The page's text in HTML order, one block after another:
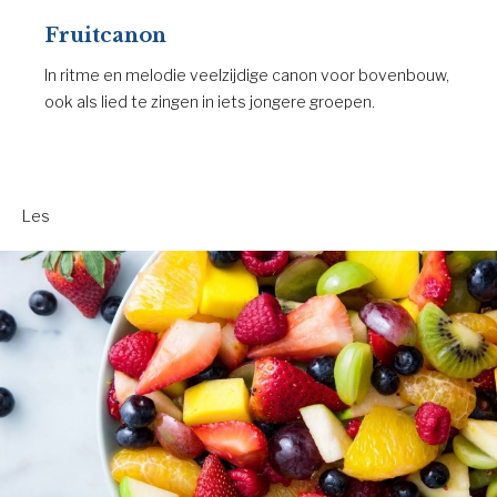
Fruitcanon
In ritme en melodie veelzijdige canon voor bovenbouw,
ook als lied te zingen in iets jongere groepen.
Les